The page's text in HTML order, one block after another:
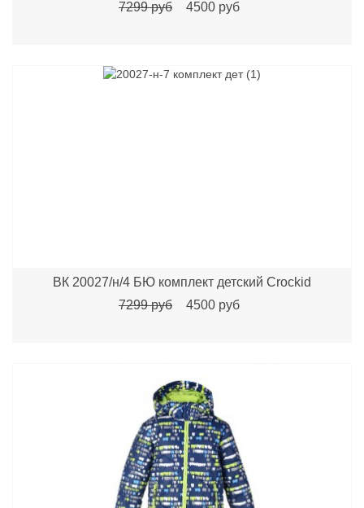
7299 руб
4500 руб
ВК 20027/н/4 БЮ комплект детский Crockid
7299 руб
4500 руб